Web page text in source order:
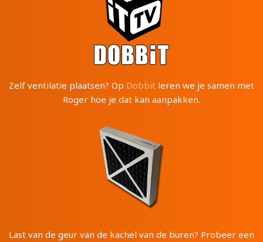
Zelf ventilatie plaatsen? Op Dobbit leren we je samen met
Roger hoe je dat kan aanpakken.
Last van de geur van de kachel van de buren? Probeer een